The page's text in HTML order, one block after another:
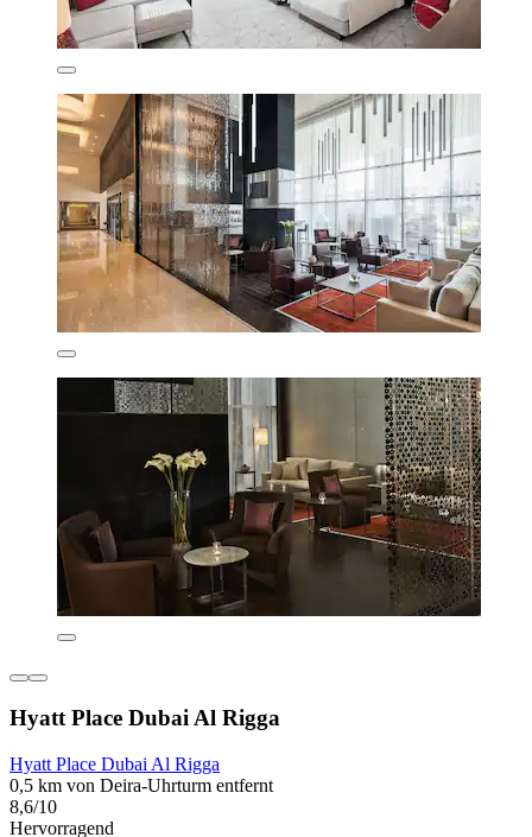
Hyatt Place Dubai Al Rigga
Hyatt Place Dubai Al Rigga
0,5 km von Deira-Uhrturm entfernt
8,6/10
Hervorragend